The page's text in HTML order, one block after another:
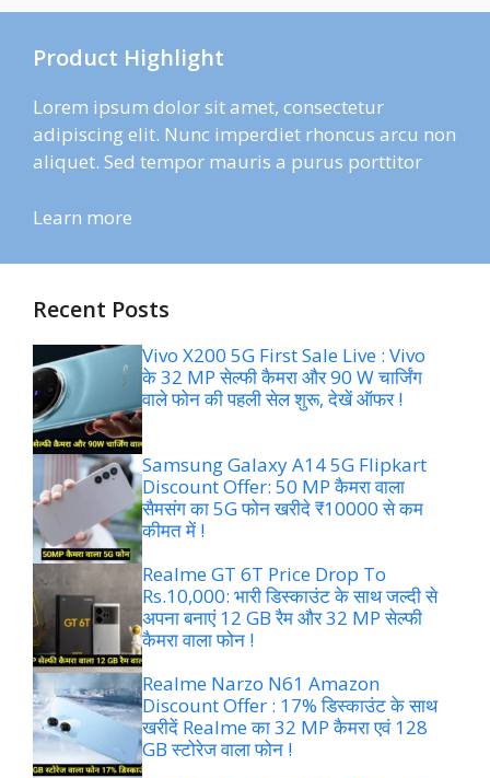
Product Highlight
Lorem ipsum dolor sit amet, consectetur
adipiscing elit. Nunc imperdiet rhoncus arcu non
aliquet. Sed tempor mauris a purus porttitor
Learn more
Recent Posts
Vivo X200 5G First Sale Live : Vivo
के 32 MP सेल्फी कैमरा और 90 W चार्जिंग
वाले फोन की पहली सेल शुरू, देखें ऑफर !
Samsung Galaxy A14 5G Flipkart
Discount Offer: 50 MP कैमरा वाला
सैमसंग का 5G फोन खरीदे ₹10000 से कम
कीमत में !
Realme GT 6T Price Drop To
Rs.10,000: भारी डिस्काउंट के साथ जल्दी से
अपना बनाएं 12 GB रैम और 32 MP सेल्फी
कैमरा वाला फोन !
Realme Narzo N61 Amazon
Discount Offer : 17% डिस्काउंट के साथ
खरीदें Realme का 32 MP कैमरा एवं 128
GB स्टोरेज वाला फोन !